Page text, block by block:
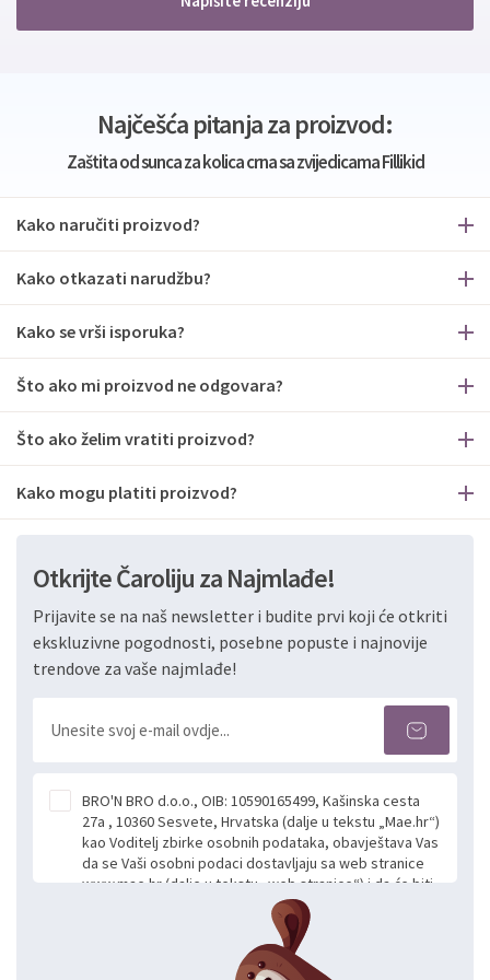
Najčešća pitanja za proizvod:
Zaštita od sunca za kolica crna sa zvijedicama Fillikid
Kako naručiti proizvod?
Kako otkazati narudžbu?
Kako se vrši isporuka?
Što ako mi proizvod ne odgovara?
Što ako želim vratiti proizvod?
Kako mogu platiti proizvod?
Otkrijte Čaroliju za Najmlađe!
Prijavite se na naš newsletter i budite prvi koji će otkriti
ekskluzivne pogodnosti, posebne popuste i najnovije
trendove za vaše najmlađe!
BRO'N BRO d.o.o., OIB: 10590165499, Kašinska cesta
27a , 10360 Sesvete, Hrvatska (dalje u tekstu „Mae.hr“)
kao Voditelj zbirke osobnih podataka, obavještava Vas
da se Vaši osobni podaci dostavljaju sa web stranice
www.mae.hr (dalje u tekstu „web stranice“) i da će biti
obrađeni. Prihvaćanjem ove Izjave smatra se da
slobodno i izričito dajete privolu za prikupljanje i daljnju
obradu Vaših osobnih podataka koje ustupate Mae.hr
putem ovih web stranica u svrhu odgovora i daljnje